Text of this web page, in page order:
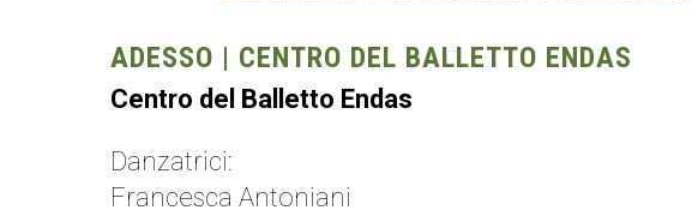
ADESSO | CENTRO DEL BALLETTO ENDAS
Centro del Balletto Endas
Danzatrici:
Francesca Antoniani